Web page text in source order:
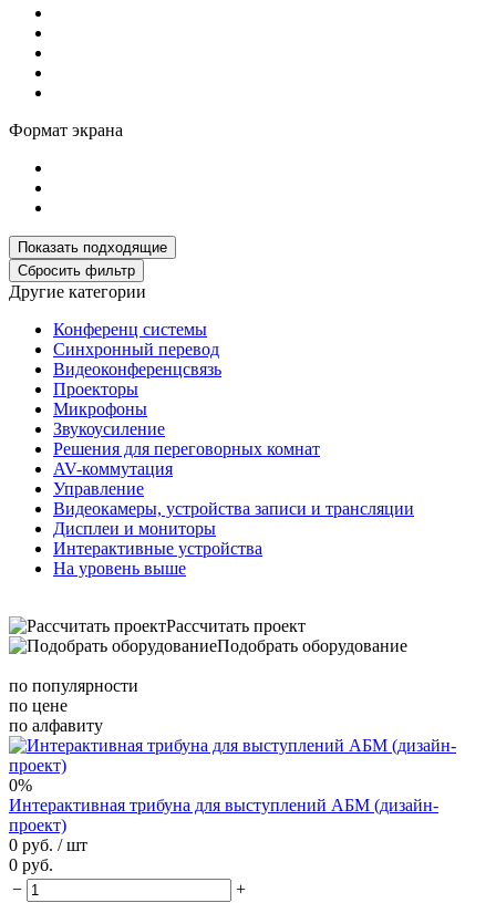
Формат экрана
Другие категории
Конференц системы
Синхронный перевод
Видеоконференцсвязь
Проекторы
Микрофоны
Звукоусиление
Решения для переговорных комнат
AV-коммутация
Управление
Видеокамеры, устройства записи и трансляции
Дисплеи и мониторы
Интерактивные устройства
На уровень выше
Рассчитать проект
Подобрать оборудование
по популярности
по цене
по алфавиту
0%
Интерактивная трибуна для выступлений АБМ (дизайн-
проект)
0 руб. / шт
0 руб.
−
+